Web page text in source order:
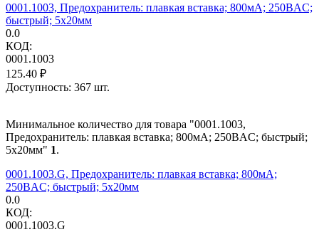
0001.1003, Предохранитель: плавкая вставка; 800мА; 250ВAC;
быстрый; 5x20мм
0.0
КОД:
0001.1003
125.40 ₽
Доступность: 367 шт.
Минимальное количество для товара "0001.1003,
Предохранитель: плавкая вставка; 800мА; 250ВAC; быстрый;
5x20мм" 1.
0001.1003.G, Предохранитель: плавкая вставка; 800мА;
250ВAC; быстрый; 5x20мм
0.0
КОД:
0001.1003.G